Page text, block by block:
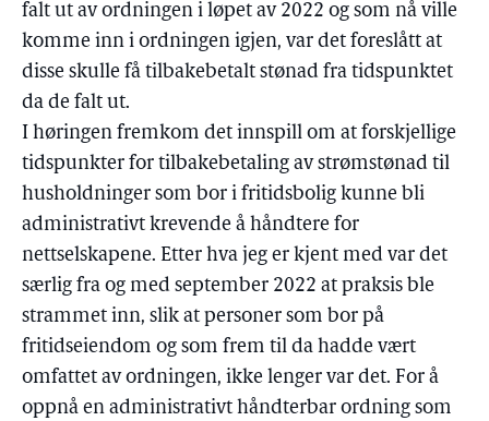
falt ut av ordningen i løpet av 2022 og som nå ville
komme inn i ordningen igjen, var det foreslått at
disse skulle få tilbakebetalt stønad fra tidspunktet
da de falt ut.
I høringen fremkom det innspill om at forskjellige
tidspunkter for tilbakebetaling av strømstønad til
husholdninger som bor i fritidsbolig kunne bli
administrativt krevende å håndtere for
nettselskapene. Etter hva jeg er kjent med var det
særlig fra og med september 2022 at praksis ble
strammet inn, slik at personer som bor på
fritidseiendom og som frem til da hadde vært
omfattet av ordningen, ikke lenger var det. For å
oppnå en administrativt håndterbar ordning som